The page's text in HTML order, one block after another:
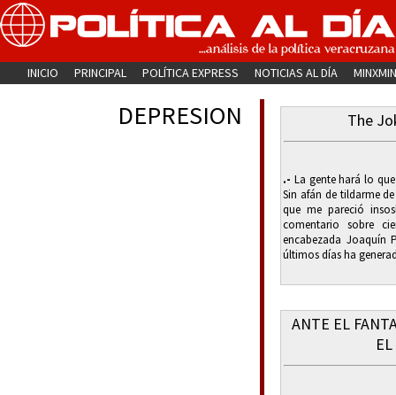
INICIO PRINCIPAL POLÍTICA EXPRESS NOTICIAS AL DÍA
DEPRESION The
.- La gente hará lo
Sin afán de tildarme
que me pareció
comentario sobre
encabezada Joaquín
últimos días ha
ANTE EL